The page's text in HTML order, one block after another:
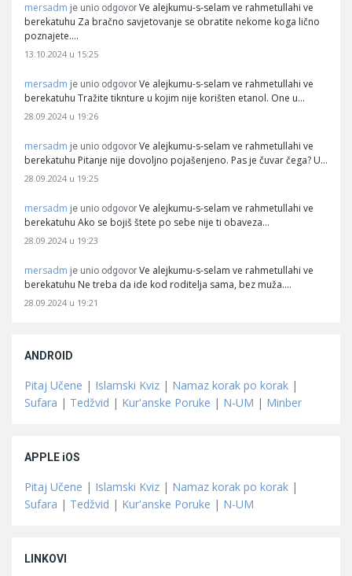
mersadm je unio odgovor Ve alejkumu-s-selam ve rahmetullahi ve
berekatuhu Za bračno savjetovanje se obratite nekome koga lično
poznajete.…
13.10.2024 u 15:25
mersadm je unio odgovor Ve alejkumu-s-selam ve rahmetullahi ve
berekatuhu Tražite tiknture u kojim nije korišten etanol. One u…
28.09.2024 u 19:26
mersadm je unio odgovor Ve alejkumu-s-selam ve rahmetullahi ve
berekatuhu Pitanje nije dovoljno pojašenjeno. Pas je čuvar čega? U…
28.09.2024 u 19:25
mersadm je unio odgovor Ve alejkumu-s-selam ve rahmetullahi ve
berekatuhu Ako se bojiš štete po sebe nije ti obaveza…
28.09.2024 u 19:23
mersadm je unio odgovor Ve alejkumu-s-selam ve rahmetullahi ve
berekatuhu Ne treba da ide kod roditelja sama, bez muža.…
28.09.2024 u 19:21
ANDROID
Pitaj Učene | Islamski Kviz | Namaz korak po korak |
Sufara | Tedžvid | Kur'anske Poruke | N-UM | Minber
APPLE iOS
Pitaj Učene | Islamski Kviz | Namaz korak po korak |
Sufara | Tedžvid | Kur'anske Poruke | N-UM
LINKOVI